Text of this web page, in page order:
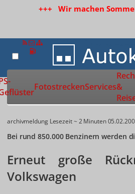
+++ Wir machen
Zur Startseite
FotostreckenServices&
archivmeldung Lesezeit ~ 2 Minuten
Bei rund 850.000 Benzinern werden
Erneut große
Volkswagen